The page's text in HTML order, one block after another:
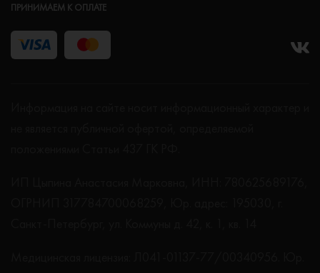
ПРИНИМАЕМ К ОПЛАТЕ